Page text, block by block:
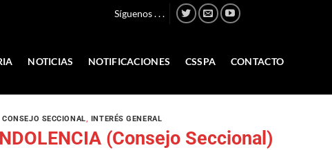
Síguenos . . .
NOTICIAS NOTIFICACIONES CSSPA CONTACTO
CONSEJO SECCIONAL, INTERÉS GENERAL
(Consejo Seccional)